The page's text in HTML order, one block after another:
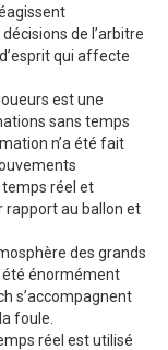
de l’arbitre
qui affecte
est une
sans temps
n’a été fait
réel et
rapport au ballon et
des grands
été énormément
s’accompagnent
foule.
réel est utilisé